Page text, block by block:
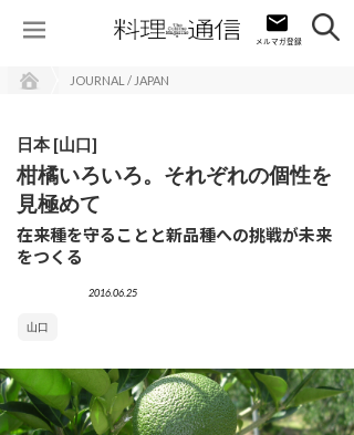
JOURNAL / JAPAN
日本 [山口]
柑橘いろいろ。それぞれの個性を
見極めて
在来種を守ることと新品種への挑戦が未来
をつくる
2016.06.25
山口